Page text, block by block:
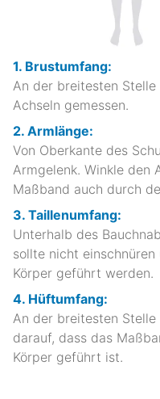
1. Brustumfang:
An der breitesten
Achseln gemessen.
2. Armlänge:
Von Oberkante des
Armgelenk. Winkle den
Maßband auch durch
3. Taillenumfang:
Unterhalb des
sollte nicht
Körper geführt werden.
4. Hüftumfang:
An der breitesten
darauf, dass das
Körper geführt ist.